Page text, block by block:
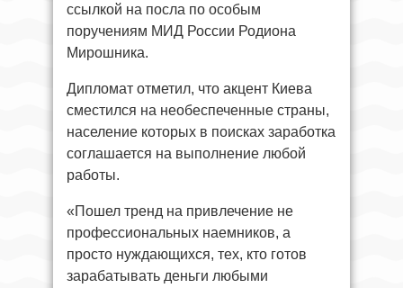
ссылкой на посла по особым
поручениям МИД России Родиона
Мирошника.
Дипломат отметил, что акцент Киева
сместился на необеспеченные страны,
население которых в поисках заработка
соглашается на выполнение любой
работы.
«Пошел тренд на привлечение не
профессиональных наемников, а
просто нуждающихся, тех, кто готов
зарабатывать деньги любыми